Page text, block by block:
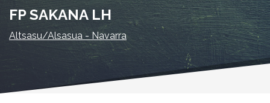
FP SAKANA LH
Altsasu/Alsasua - Navarra